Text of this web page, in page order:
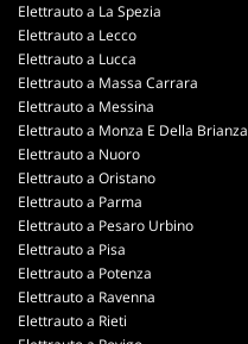
Elettrauto a La Spezia
Elettrauto a Lecco
Elettrauto a Lucca
Elettrauto a Massa Carrara
Elettrauto a Messina
Elettrauto a Monza E Della Brianza
Elettrauto a Nuoro
Elettrauto a Oristano
Elettrauto a Parma
Elettrauto a Pesaro Urbino
Elettrauto a Pisa
Elettrauto a Potenza
Elettrauto a Ravenna
Elettrauto a Rieti